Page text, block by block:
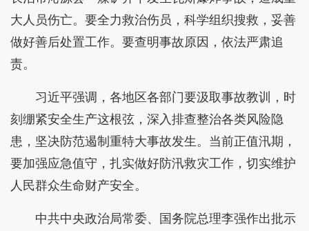
大人员伤亡。要全力救治伤员，科学组织搜救，妥善
做好善后处置工作。要查明事故原因，依法严肃追
责。
习近平强调，各地区各部门要汲取事故教训，时
刻绷紧安全生产这根弦，深入排查整治各类风险隐
患，坚决防范遏制重特大事故发生。当前正值汛期，
要加强应急值守，扎实做好防汛救灾工作，切实维护
人民群众生命财产安全。
中共中央政治局常委、国务院总理李强作出批示